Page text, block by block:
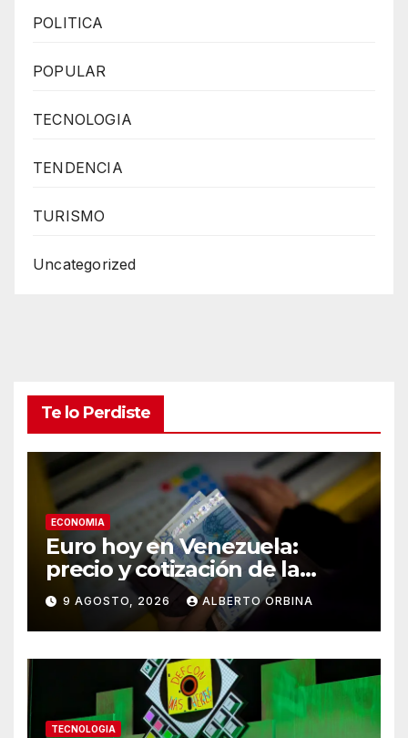
POLITICA
POPULAR
TECNOLOGIA
TENDENCIA
TURISMO
Uncategorized
Te lo Perdiste
ECONOMIA
Euro hoy en Venezuela:
precio y cotización de la
divisa este domingo 9 de
agosto de 2026
9 AGOSTO, 2026 ALBERTO ORBINA
TECNOLOGIA